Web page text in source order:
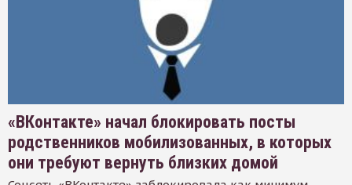
«ВКонтакте» начал блокировать посты
родственников мобилизованных, в которых
они требуют вернуть близких домой